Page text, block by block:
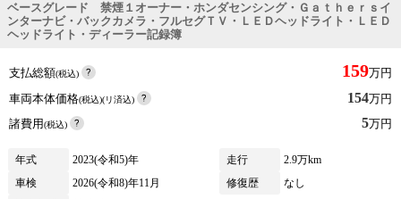
ベースグレード 禁煙１オーナー・ホンダセンシング・Ｇａｔｈｅｒｓイ
ンターナビ・バックカメラ・フルセグＴＶ・ＬＥＤヘッドライト・ＬＥＤ
ヘッドライト・ディーラー記録簿
支払総額(税込) 159万円
車両本体価格(税込)(リ済込) 154万円
諸費用(税込) 5万円
年式 2023(令和5)年 走行
2.9万km
車検
2026(令和8)年11月 修復歴
なし